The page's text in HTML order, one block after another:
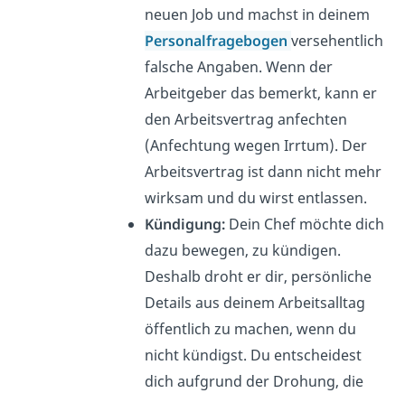
neuen Job und machst in deinem
Personalfragebogenversehentlich
falsche Angaben. Wenn der
Arbeitgeber das bemerkt, kann er
den Arbeitsvertrag anfechten
(Anfechtung wegen Irrtum). Der
Arbeitsvertrag ist dann nicht mehr
wirksam und du wirst entlassen.
Kündigung: Dein Chef möchte dich
dazu bewegen, zu kündigen.
Deshalb droht er dir, persönliche
Details aus deinem Arbeitsalltag
öffentlich zu machen, wenn du
nicht kündigst. Du entscheidest
dich aufgrund der Drohung, die